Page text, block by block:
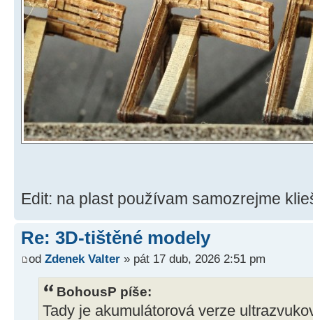
Edit: na plast používam samozrejme
Re: 3D-tištěné modely
od Zdenek Valter » pát 17 dub, 2026 2:51 pm
BohousP píše:
Tady je akumulátorová verze